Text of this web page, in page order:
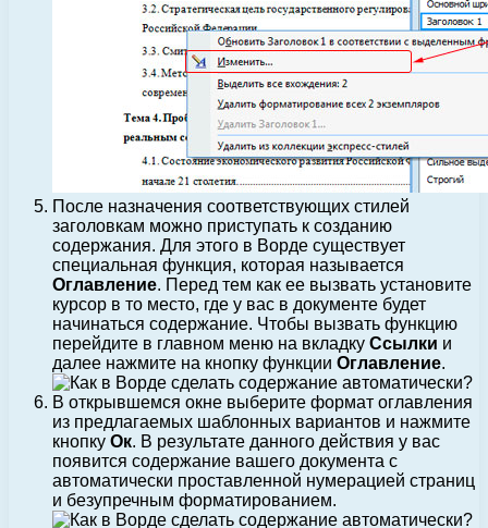
После назначения соответствующих стилей
заголовкам можно приступать к созданию
содержания. Для этого в Ворде существует
специальная функция, которая называется
Оглавление. Перед тем как ее вызвать установите
курсор в то место, где у вас в документе будет
начинаться содержание. Чтобы вызвать функцию
перейдите в главном меню на вкладку Ссылки и
далее нажмите на кнопку функции Оглавление.
В открывшемся окне выберите формат оглавления
из предлагаемых шаблонных вариантов и нажмите
кнопку Ок. В результате данного действия у вас
появится содержание вашего документа с
автоматически проставленной нумерацией страниц
и безупречным форматированием.